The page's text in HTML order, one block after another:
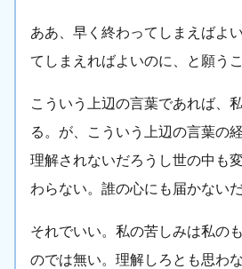
ああ、早く終わってしまえばよ
てしまえればよいのに、と願う
こういう上辺の言葉であれば、
る。が、こういう上辺の言葉の
理解されないだろうし世の中も
わらない。誰の心にも届かないだ
それでいい。私の苦しみは私の
のでは無い。理解しろとも思わ